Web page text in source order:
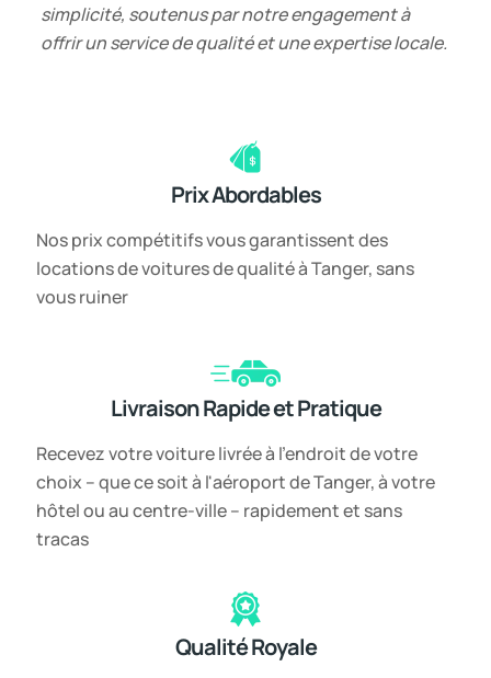
simplicité, soutenus par notre engagement à
offrir un service de qualité et une expertise locale.
Prix Abordables
Nos prix compétitifs vous garantissent des
locations de voitures de qualité à Tanger, sans
vous ruiner
Livraison Rapide et Pratique
Recevez votre voiture livrée à l'endroit de votre
choix – que ce soit à l'aéroport de Tanger, à votre
hôtel ou au centre-ville – rapidement et sans
tracas
Qualité Royale